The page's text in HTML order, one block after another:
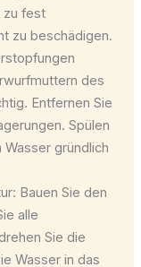
zu fest
zu beschädigen.
des
Entfernen Sie
Spülen
gründlich
Bauen Sie den
alle
Sie die
Wasser in das